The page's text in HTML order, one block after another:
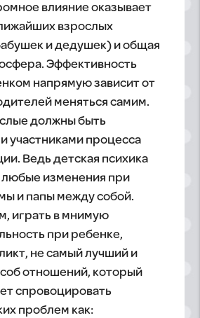
влияние оказывает
взрослых
и дедушек) и общая
Эффективность
напрямую зависит от
меняться самим.
должны быть
участниками процесса
Ведь детская психика
любые изменения при
и папы между собой.
играть в мнимую
при ребенке,
не самый лучший и
отношений, который
спровоцировать
проблем как: